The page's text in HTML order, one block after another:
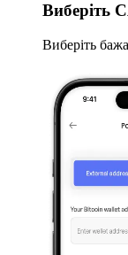
Виберіть
Виберіть